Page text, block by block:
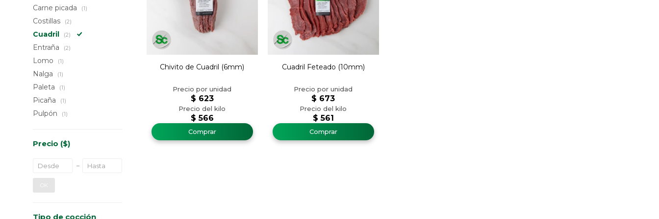
Chivito de Cuadril (6mm)
$ 566
$ 623
Cuadril Feteado (10mm)
$ 561
$ 673
Carne picada (1)
Costillas (2)
Cuadril (2)
Entraña (2)
Lomo (1)
Nalga (1)
Paleta (1)
Picaña (1)
Pulpón (1)
Precio ($)
OK
Tipo de cocción